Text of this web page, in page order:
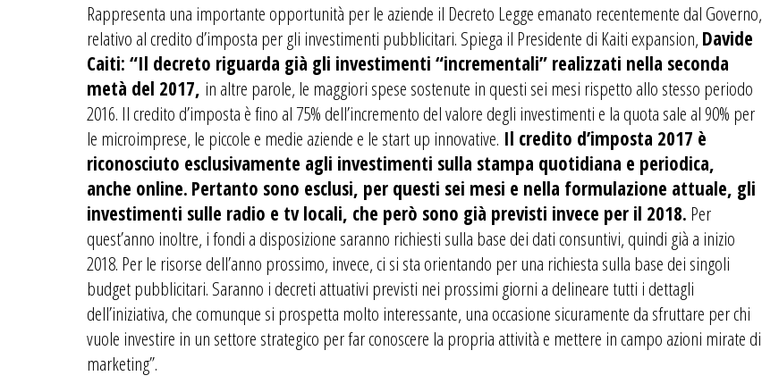
Rappresenta una importante opportunità per le aziende il Decreto Legge emanato recentemente dal Governo,
relativo al credito d’imposta per gli investimenti pubblicitari. Spiega il Presidente di Kaiti expansion, Davide
Caiti: “Il decreto riguarda già gli investimenti “incrementali” realizzati nella seconda
metà del 2017, in altre parole, le maggiori spese sostenute in questi sei mesi rispetto allo stesso periodo
2016. Il credito d’imposta è fino al 75% dell’incremento del valore degli investimenti e la quota sale al 90% per
le microimprese, le piccole e medie aziende e le start up innovative. Il credito d’imposta 2017 è
riconosciuto esclusivamente agli investimenti sulla stampa quotidiana e periodica,
anche online. Pertanto sono esclusi, per questi sei mesi e nella formulazione attuale, gli
investimenti sulle radio e tv locali, che però sono già previsti invece per il 2018. Per
quest’anno inoltre, i fondi a disposizione saranno richiesti sulla base dei dati consuntivi, quindi già a inizio
2018. Per le risorse dell’anno prossimo, invece, ci si sta orientando per una richiesta sulla base dei singoli
budget pubblicitari. Saranno i decreti attuativi previsti nei prossimi giorni a delineare tutti i dettagli
dell’iniziativa, che comunque si prospetta molto interessante, una occasione sicuramente da sfruttare per chi
vuole investire in un settore strategico per far conoscere la propria attività e mettere in campo azioni mirate di
marketing”.